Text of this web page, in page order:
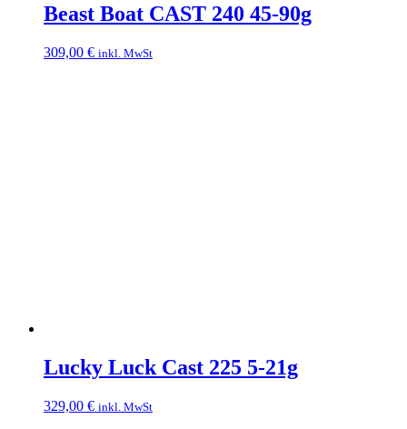
Beast Boat CAST 240 45-90g
309,00 € inkl. MwSt
Lucky Luck Cast 225 5-21g
329,00 € inkl. MwSt